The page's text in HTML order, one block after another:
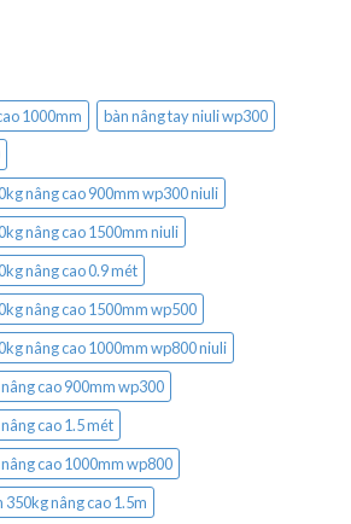
1000mm
bàn nâng tay niuli wp300
nâng cao 900mm wp300 niuli
nâng cao 1500mm niuli
nâng cao 0.9 mét
nâng cao 1500mm wp500
nâng cao 1000mm wp800 niuli
cao 900mm wp300
cao 1.5 mét
cao 1000mm wp800
nâng cao 1.5m